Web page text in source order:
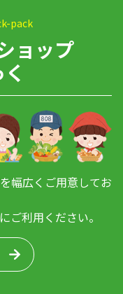
pack
ョップ
を幅広くご用意してお
ご利用ください。